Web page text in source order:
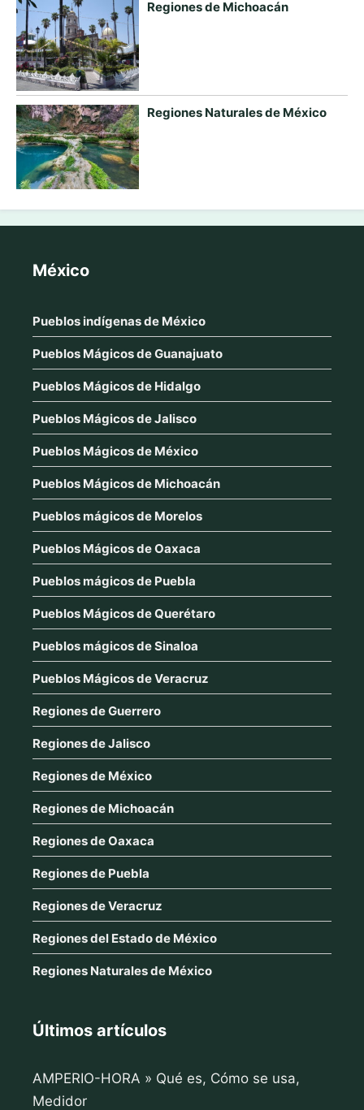
Regiones de Michoacán
Regiones Naturales de México
México
Pueblos indígenas de México
Pueblos Mágicos de Guanajuato
Pueblos Mágicos de Hidalgo
Pueblos Mágicos de Jalisco
Pueblos Mágicos de México
Pueblos Mágicos de Michoacán
Pueblos mágicos de Morelos
Pueblos Mágicos de Oaxaca
Pueblos mágicos de Puebla
Pueblos Mágicos de Querétaro
Pueblos mágicos de Sinaloa
Pueblos Mágicos de Veracruz
Regiones de Guerrero
Regiones de Jalisco
Regiones de México
Regiones de Michoacán
Regiones de Oaxaca
Regiones de Puebla
Regiones de Veracruz
Regiones del Estado de México
Regiones Naturales de México
Últimos artículos
AMPERIO-HORA » Qué es, Cómo se usa,
Medidor